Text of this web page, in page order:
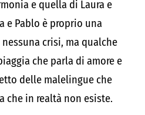
e quella di Laura e
e Pablo è proprio una
crisi, ma qualche
che parla di amore e
delle malelingue che
che in realtà non esiste.